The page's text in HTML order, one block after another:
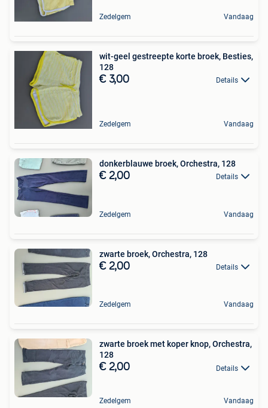
Zedelgem Vandaag
wit-geel gestreepte korte broek, Besties,
128
€ 3,00 Details
Zedelgem Vandaag
donkerblauwe broek, Orchestra, 128
€ 2,00 Details
Zedelgem Vandaag
zwarte broek, Orchestra, 128
€ 2,00 Details
Zedelgem Vandaag
zwarte broek met koper knop, Orchestra,
128
€ 2,00 Details
Zedelgem Vandaag